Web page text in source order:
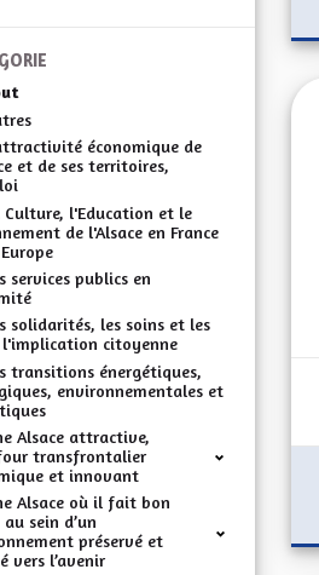
économique de
et de ses territoires,
Culture, l'Education et le
de l'Alsace en France
services publics en
solidarités, les soins et les
l'implication citoyenne
transitions énergétiques,
environnementales et
Alsace attractive,
transfrontalier
et innovant
Alsace où il fait bon
sein d’un
préservé et
vers l’avenir